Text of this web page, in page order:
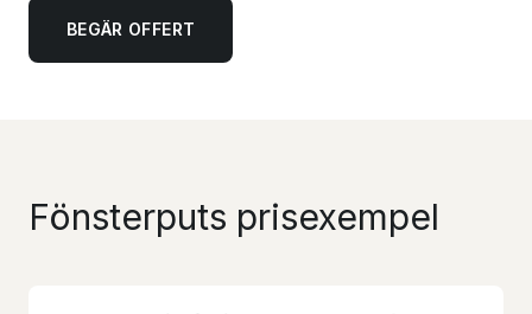
BEGÄR OFFERT
Fönsterputs prisexempel